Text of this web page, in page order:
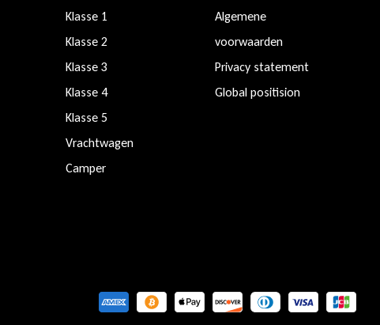
Klasse 1
Klasse 2
Klasse 3
Klasse 4
Klasse 5
Vrachtwagen
Camper
Algemene
voorwaarden
Privacy statement
Global positision